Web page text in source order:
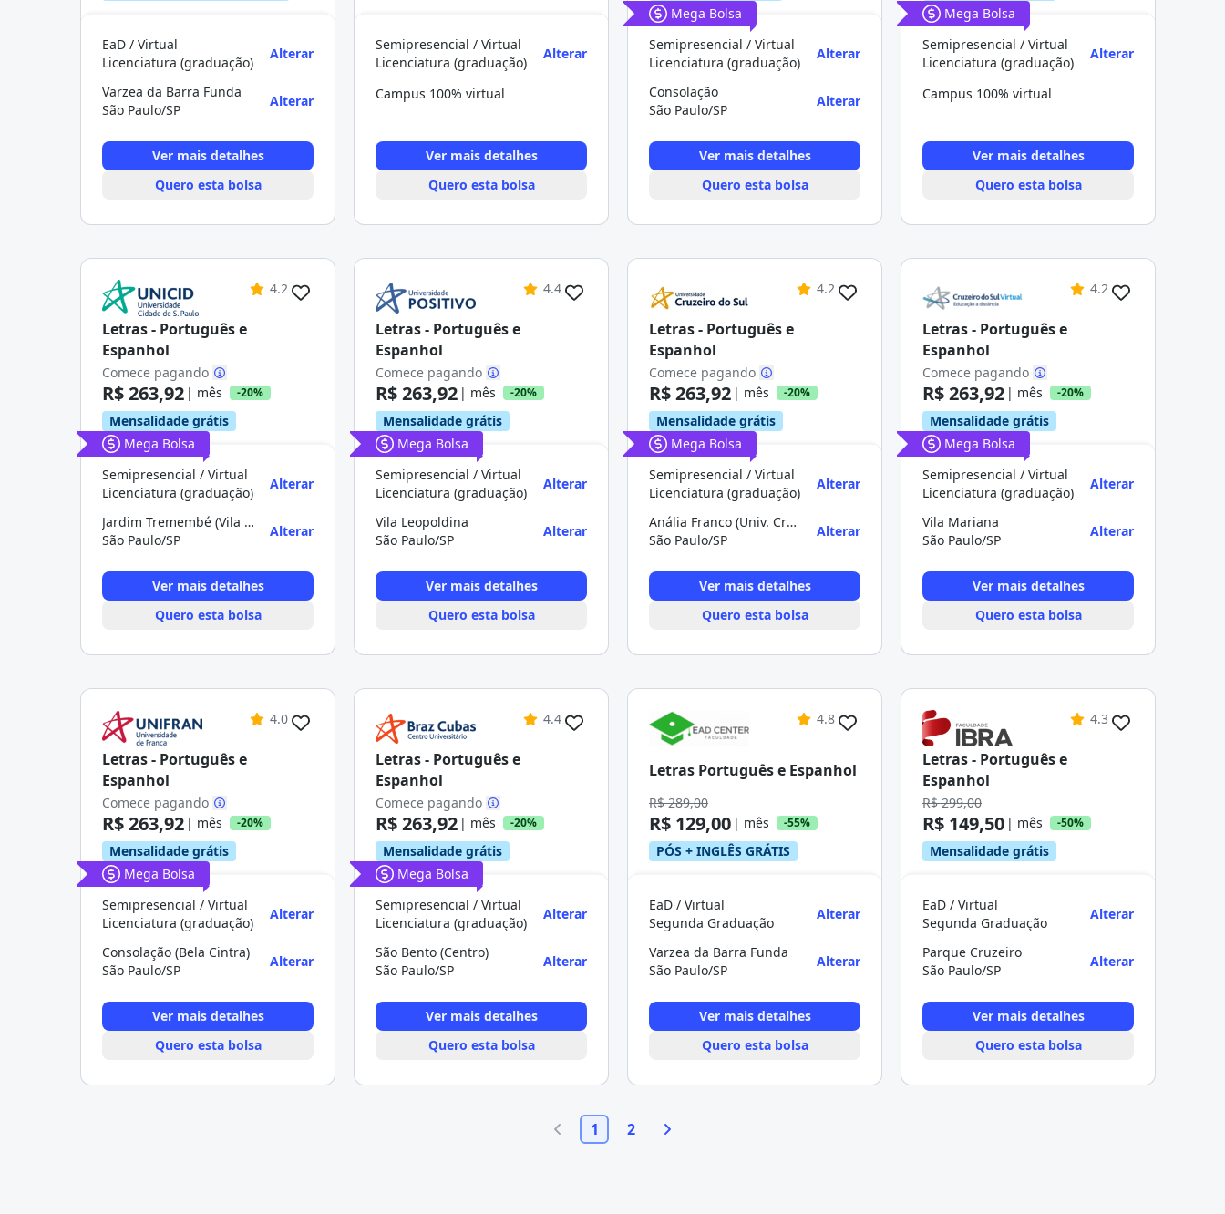
EaD / Virtual
Licenciatura (graduação)
Alterar
Varzea da Barra Funda
São Paulo/SP
Alterar
Ver mais detalhes
Quero esta bolsa
Semipresencial / Virtual
Licenciatura (graduação)
Alterar
Campus 100% virtual
Ver mais detalhes
Quero esta bolsa
Mega Bolsa
Semipresencial / Virtual
Licenciatura (graduação)
Alterar
Consolação
São Paulo/SP
Alterar
Ver mais detalhes
Quero esta bolsa
Mega Bolsa
Semipresencial / Virtual
Licenciatura (graduação)
Alterar
Campus 100% virtual
Ver mais detalhes
Quero esta bolsa
4.2
Letras - Português e
Espanhol
Comece pagando
R$ 263,92 | mês -20%
Mensalidade grátis
Mega Bolsa
Semipresencial / Virtual
Licenciatura (graduação)
Alterar
Jardim Tremembé (Vila Albertina)
São Paulo/SP
Alterar
Ver mais detalhes
Quero esta bolsa
4.4
Letras - Português e
Espanhol
Comece pagando
R$ 263,92 | mês -20%
Mensalidade grátis
Mega Bolsa
Semipresencial / Virtual
Licenciatura (graduação)
Alterar
Vila Leopoldina
São Paulo/SP
Alterar
Ver mais detalhes
Quero esta bolsa
4.2
Letras - Português e
Espanhol
Comece pagando
R$ 263,92 | mês -20%
Mensalidade grátis
Mega Bolsa
Semipresencial / Virtual
Licenciatura (graduação)
Alterar
Anália Franco (Univ. Cruzeiro do Sul)
São Paulo/SP
Alterar
Ver mais detalhes
Quero esta bolsa
4.2
Letras - Português e
Espanhol
Comece pagando
R$ 263,92 | mês -20%
Mensalidade grátis
Mega Bolsa
Semipresencial / Virtual
Licenciatura (graduação)
Alterar
Vila Mariana
São Paulo/SP
Alterar
Ver mais detalhes
Quero esta bolsa
4.0
Letras - Português e
Espanhol
Comece pagando
R$ 263,92 | mês -20%
Mensalidade grátis
Mega Bolsa
Semipresencial / Virtual
Licenciatura (graduação)
Alterar
Consolação (Bela Cintra)
São Paulo/SP
Alterar
Ver mais detalhes
Quero esta bolsa
4.4
Letras - Português e
Espanhol
Comece pagando
R$ 263,92 | mês -20%
Mensalidade grátis
Mega Bolsa
Semipresencial / Virtual
Licenciatura (graduação)
Alterar
São Bento (Centro)
São Paulo/SP
Alterar
Ver mais detalhes
Quero esta bolsa
4.8
Letras Português e Espanhol
R$ 289,00
R$ 129,00 | mês -55%
PÓS + INGLÊS GRÁTIS
EaD / Virtual
Segunda Graduação
Alterar
Varzea da Barra Funda
São Paulo/SP
Alterar
Ver mais detalhes
Quero esta bolsa
4.3
Letras - Português e
Espanhol
R$ 299,00
R$ 149,50 | mês -50%
Mensalidade grátis
EaD / Virtual
Segunda Graduação
Alterar
Parque Cruzeiro
São Paulo/SP
Alterar
Ver mais detalhes
Quero esta bolsa
1 2